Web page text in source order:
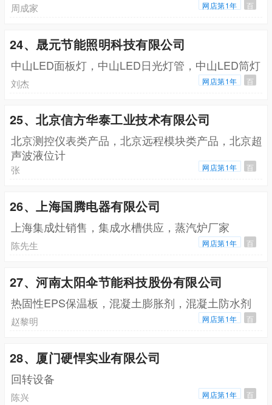
周成家 网店第1年 百
24、晟元节能照明科技有限公司
中山LED面板灯，中山LED日光灯管，中山LED筒灯
刘杰 网店第1年 百
25、北京信方华泰工业技术有限公司
北京测控仪表类产品，北京远程模块类产品，北京超
声波液位计
张 网店第1年 百
26、上海国腾电器有限公司
上海集成灶销售，集成水槽供应，蒸汽炉厂家
陈先生 网店第1年 百
27、河南太阳伞节能科技股份有限公司
热固性EPS保温板，混凝土膨胀剂，混凝土防水剂
赵黎明 网店第1年 百
28、厦门硬悍实业有限公司
回转设备
陈兴 网店第1年 百